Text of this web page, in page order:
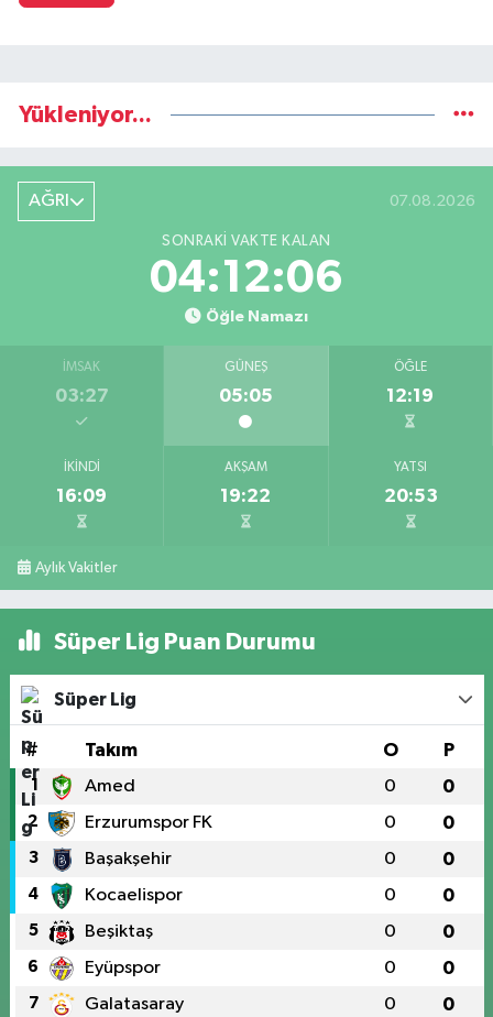
Yükleniyor...
AĞRI 07.08.2026
SONRAKI VAKTE KALAN
04:12:06
Öğle Namazı
İMSAK
03:27
GÜNEŞ
05:05
ÖĞLE
12:19
İKINDI
16:09
AKŞAM
19:22
YATSI
20:53
Aylık Vakitler
Süper Lig Puan Durumu
Süper Lig
# Takım O P
1 Amed 0 0
2 Erzurumspor FK 0 0
3 Başakşehir 0 0
4 Kocaelispor 0 0
5 Beşiktaş 0 0
6 Eyüpspor 0 0
7 Galatasaray 0 0